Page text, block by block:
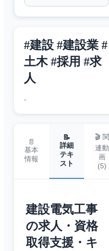
#建設 #建設業 #
土木 #採用 #求
人
-
📄
基本
情報
📝
詳細
テキ
スト
🎬 関
連動
画
(5)
建設電気工事
の求人・資格
取得支援・キ